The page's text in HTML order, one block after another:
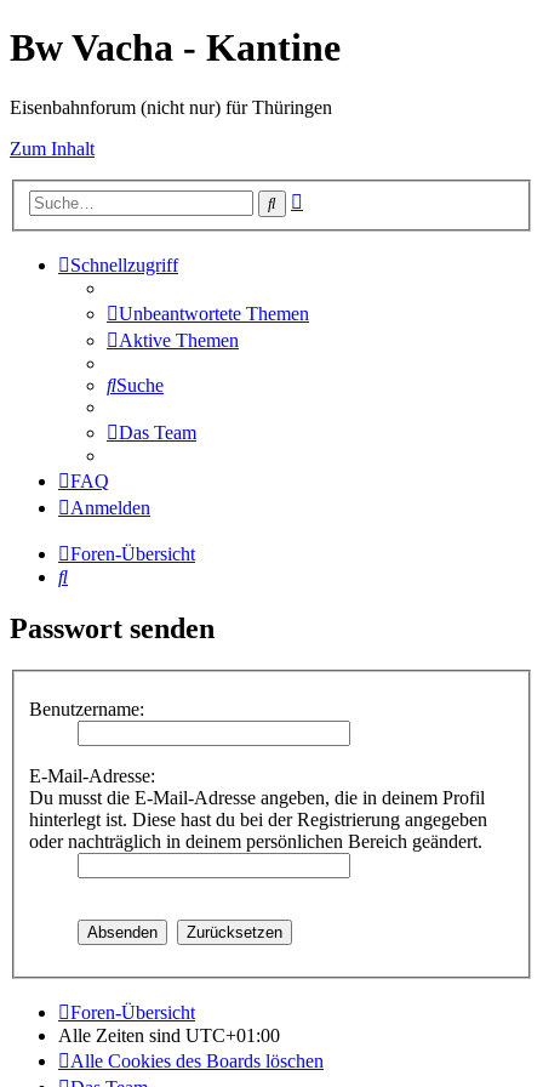
Bw Vacha - Kantine
Eisenbahnforum (nicht nur) für Thüringen
Zum Inhalt
Suche
Schnellzugriff
Unbeantwortete Themen
Aktive Themen
Suche
Das Team
FAQ
Anmelden
Foren-Übersicht
Suche
Passwort senden
Benutzername:
E-Mail-Adresse:
Du musst die E-Mail-Adresse angeben, die in deinem Profil
hinterlegt ist. Diese hast du bei der Registrierung angegeben
oder nachträglich in deinem persönlichen Bereich geändert.
Foren-Übersicht
Alle Zeiten sind UTC+01:00
Alle Cookies des Boards löschen